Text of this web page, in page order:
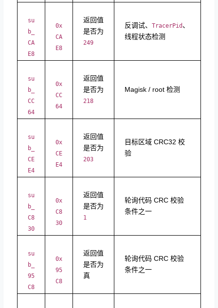
su
b_
CA
E8
0x
CA
E8
返回值
是否为
249
反调试、 TracerPid 、
线程状态检测
su
b_
CC
64
0x
CC
64
返回值
是否为
218
Magisk / root 检测
su
b_
CE
E4
0x
CE
E4
返回值
是否为
203
目标区域 CRC32 校
验
su
b_
C8
30
0x
C8
30
返回值
是否为
1
轮询代码 CRC 校验
条件之一
su
b_
95
C8
0x
95
C8
返回值
是否为
真
轮询代码 CRC 校验
条件之一